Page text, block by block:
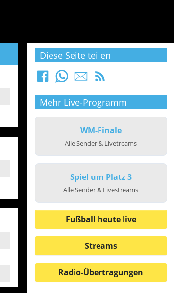
Diese Seite teilen
Mehr Live-Programm
WM-Finale
Alle Sender & Livetreams
Spiel um Platz 3
Alle Sender & Livestreams
Fußball heute live
Streams
Radio-Übertragungen